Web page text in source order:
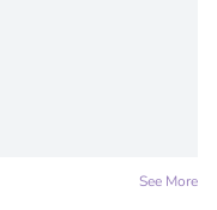
See More